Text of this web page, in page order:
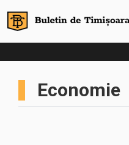
Economie